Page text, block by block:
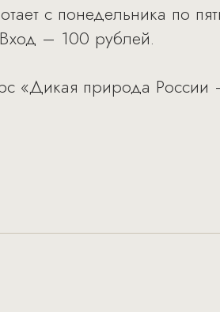
с понедельника по
– 100 рублей.
«Дикая природа России